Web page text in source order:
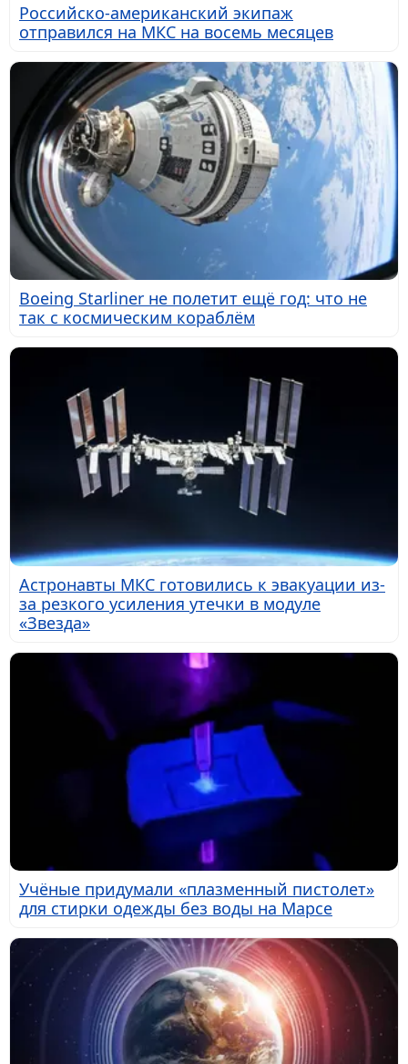
Российско-американский экипаж
отправился на МКС на восемь месяцев
Boeing Starliner не полетит ещё год: что не
так с космическим кораблём
Астронавты МКС готовились к эвакуации из-
за резкого усиления утечки в модуле
«Звезда»
Учёные придумали «плазменный пистолет»
для стирки одежды без воды на Марсе